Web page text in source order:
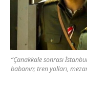
“Çanakkale sonrası
babanın; tren yolları,